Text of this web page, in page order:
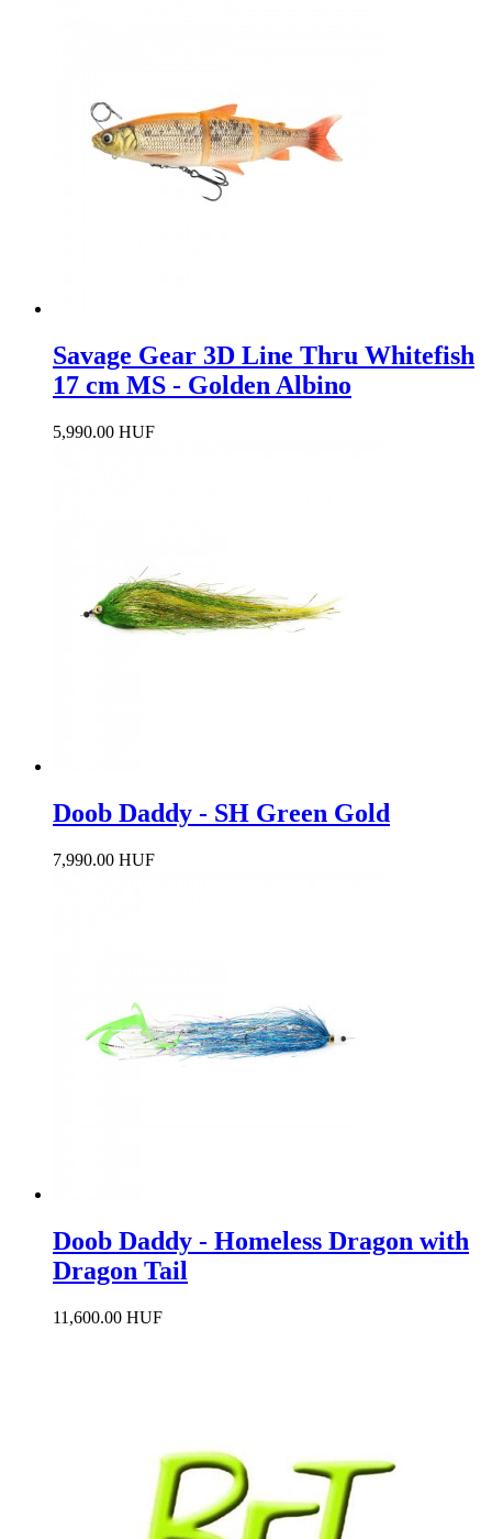
Savage Gear 3D Line Thru Whitefish
17 cm MS - Golden Albino
5,990.00 HUF
Doob Daddy - SH Green Gold
7,990.00 HUF
Doob Daddy - Homeless Dragon with
Dragon Tail
11,600.00 HUF